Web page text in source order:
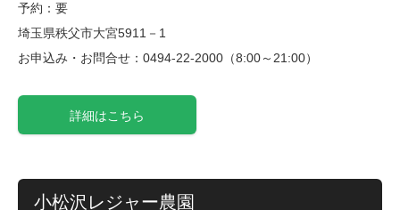
予約：要
埼玉県秩父市大宮5911－1
お申込み・お問合せ：0494-22-2000（8:00～21:00）
詳細はこちら
小松沢レジャー農園